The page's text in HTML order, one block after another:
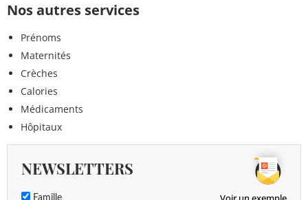
Nos autres services
Prénoms
Maternités
Crèches
Calories
Médicaments
Hôpitaux
NEWSLETTERS